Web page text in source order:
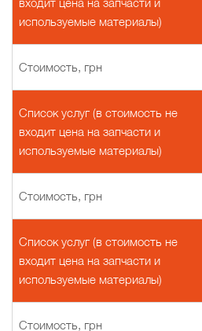
используемые материалы)
Стоимость, грн
Список услуг (в стоимость не
входит цена на запчасти и
используемые материалы)
Стоимость, грн
Список услуг (в стоимость не
входит цена на запчасти и
используемые материалы)
Стоимость, грн